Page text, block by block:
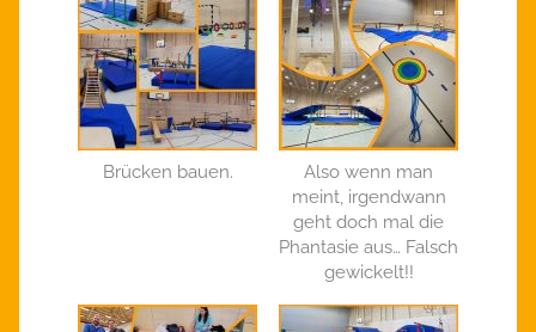
Brücken bauen.
Also wenn man
meint, irgendwann
geht doch mal die
Phantasie aus… Falsch
gewickelt!!